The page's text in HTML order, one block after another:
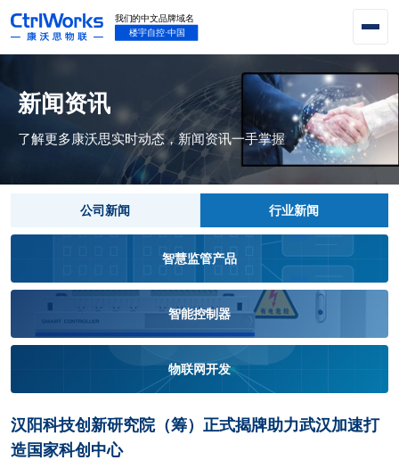
新闻资讯
了解更多康沃思实时动态，新闻资讯一手掌握
公司新闻 行业新闻
智慧监管产品
智能控制器
物联网开发
汉阳科技创新研究院（筹）正式揭牌助力武汉加速打
造国家科创中心